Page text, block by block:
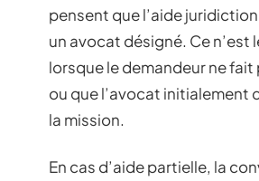
pensent que l’aide
un avocat désigné. Ce n’est
lorsque le demandeur ne fait
ou que l’avocat initialement
la mission.
En cas d’aide partielle, la